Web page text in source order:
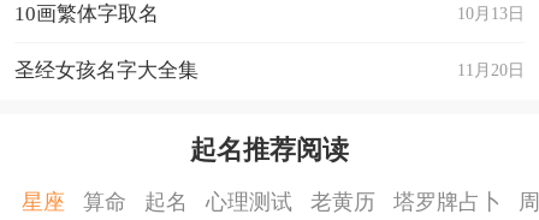
10月13日
10画繁体字取名
11月20日
圣经女孩名字大全集
起名推荐阅读
星座 算命 起名 心理测试 老黄历 塔罗牌占卜